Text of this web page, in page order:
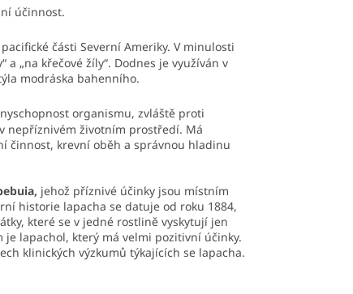
účinnost.
části Severní Ameriky. V minulosti
„na křečové žíly“. Dodnes je využíván v
modráska bahenního.
organismu, zvláště proti
nepříznivém životním prostředí. Má
činnost, krevní oběh a správnou hladinu
jehož příznivé účinky jsou místním
historie lapacha se datuje od roku 1884,
které se v jedné rostlině vyskytují jen
lapachol, který má velmi pozitivní účinky.
klinických výzkumů týkajících se lapacha.